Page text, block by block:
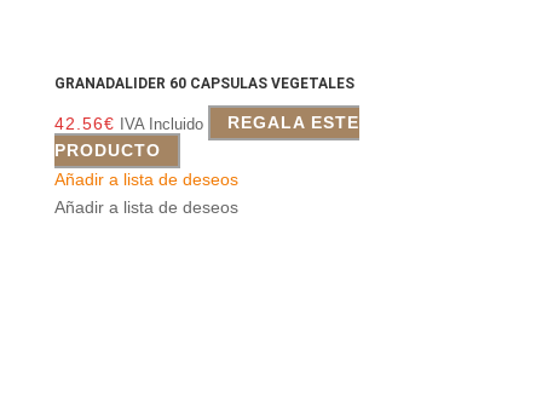
GRANADALIDER 60 CAPSULAS VEGETALES
42.56€ IVA Incluido
REGALA ESTE
PRODUCTO
Añadir a lista de deseos
Añadir a lista de deseos